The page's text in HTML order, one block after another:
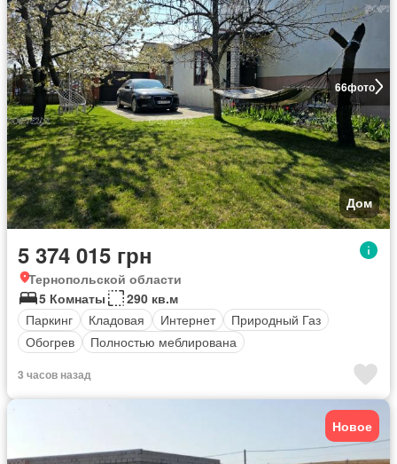
66фото
Дом
5 374 015 грн
Тернопольской области
5 Комнаты
290 кв.м
Паркинг
Кладовая Интернет
Природный Газ
Обогрев
Полностью меблирована
3 часов назад
Новое